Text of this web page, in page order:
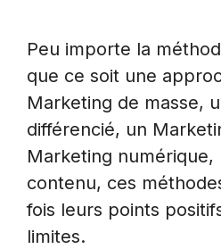
Peu importe la
que ce soit une
Marketing de masse,
différencié, un
Marketing numérique,
contenu, ces
fois leurs points
limites.